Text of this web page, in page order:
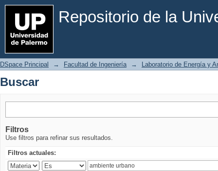
Repositorio de la
Buscar
DSpace Principal → Facultad de Ingeniería → Laboratorio de Energía y
Buscar
Filtros
Use filtros para refinar sus resultados.
Filtros actuales: